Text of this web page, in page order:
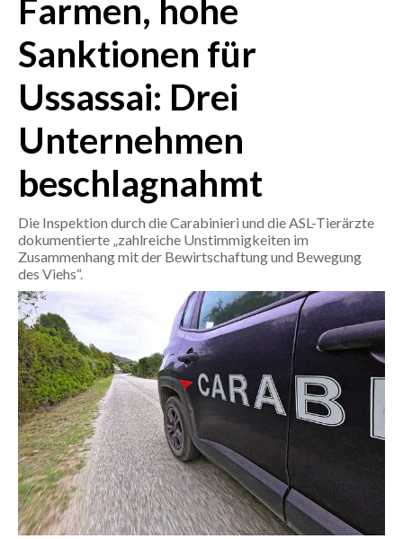
CRONACA
ITALIA
MONDO
POLITICA
ECONOMIA
SERVIZI ALLE IMPRESE
LAVORO
BANDI
SPORT IN SARDEGNA
SPORT
RISULTATI E CLASSIFICHE
CALCIO
CALCIO REGIONALE
BASKET
VOLLEY
MOTORI
Farmen, hohe
Sanktionen für
Ussassai: Drei
Unternehmen
beschlagnahmt
Die Inspektion durch die Carabinieri und die ASL-Tierärzte
dokumentierte „zahlreiche Unstimmigkeiten im
Zusammenhang mit der Bewirtschaftung und Bewegung
des Viehs“.